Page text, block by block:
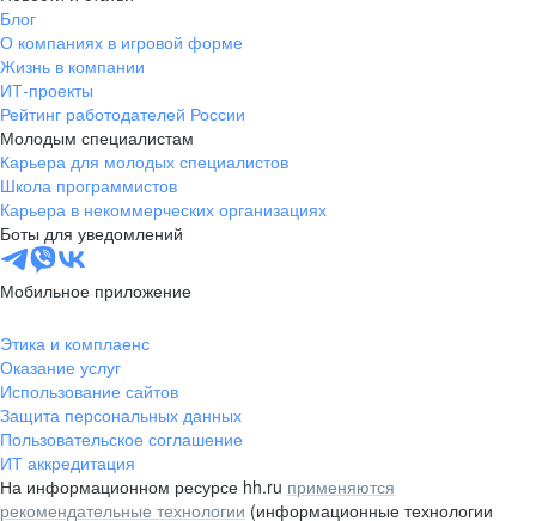
Блог
О компаниях в игровой форме
Жизнь в компании
ИТ-проекты
Рейтинг работодателей России
Молодым специалистам
Карьера для молодых специалистов
Школа программистов
Карьера в некоммерческих организациях
Боты для уведомлений
Мобильное приложение
Этика и комплаенс
Оказание услуг
Использование сайтов
Защита персональных данных
Пользовательское соглашение
ИТ аккредитация
На информационном ресурсе hh.ru применяются
рекомендательные технологии (информационные технологии